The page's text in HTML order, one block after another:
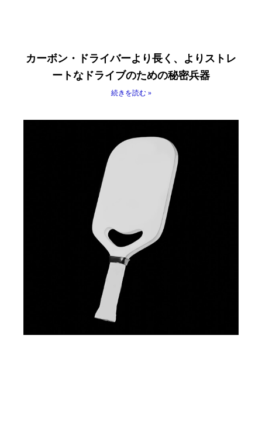
カーボン・ドライバーより長く、よりストレ
ートなドライブのための秘密兵器
続きを読む »